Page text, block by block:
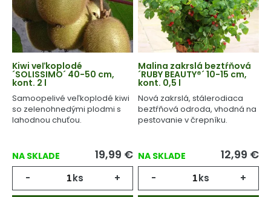
Kiwi veľkoplodé
´SOLISSIMO´ 40-50 cm,
kont. 2 l
Samoopelivé veľkoplodé kiwi
so zelenohnedými plodmi s
lahodnou chuťou.
NA SKLADE 19,99 €
- ks +
Malina zakrslá beztŕňová
´RUBY BEAUTY®´ 10-15 cm,
kont. 0,5 l
Nová zakrslá, stálerodiaca
beztŕňová odroda, vhodná na
pestovanie v črepníku.
NA SKLADE 12,99 €
- ks +